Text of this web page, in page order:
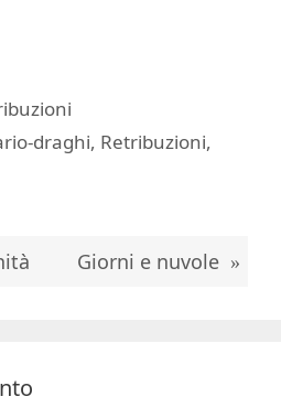
draghi, Retribuzioni,
Giorni e nuvole